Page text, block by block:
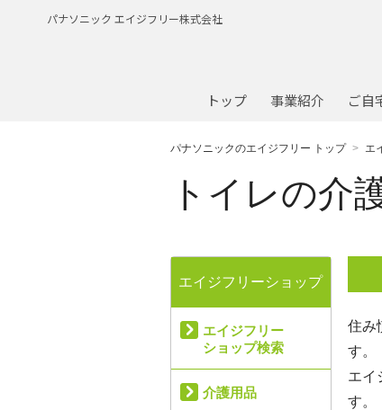
パナソニック エイジフリー株式会社
トップ 事業紹介 ご自
パナソニックのエイジフリー トップ エ
トイレの介
住み
す。
エイ
す。
エイジフリーショップ
エイジフリー
ショップ検索
介護用品